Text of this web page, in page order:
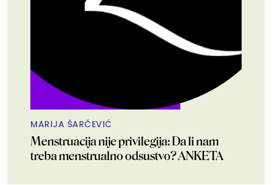
MARIJA ŠARČEVIĆ
Menstruacija nije privilegija: Da li nam
treba menstrualno odsustvo? ANKETA